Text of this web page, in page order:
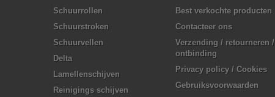
Schuurrollen
Schuurstroken
Schuurvellen
Delta
Lamellenschijven
Reinigings schijven
Best verkochte producten
Contacteer ons
Verzending / retourneren /
ontbinding
Privacy policy / Cookies
Gebruiksvoorwaarden